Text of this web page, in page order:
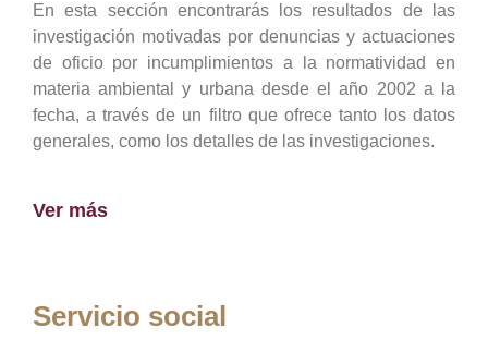
En esta sección encontrarás los resultados de las
investigación motivadas por denuncias y actuaciones
de oficio por incumplimientos a la normatividad en
materia ambiental y urbana desde el año 2002 a la
fecha, a través de un filtro que ofrece tanto los datos
generales, como los detalles de las investigaciones.
Ver más
Servicio social